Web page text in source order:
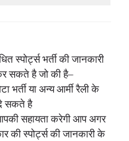
स्पोर्ट्स भर्ती की जानकारी
सकते है जो की है–
भर्ती या अन्य आर्मी रैली के
सकते है
सहायता करेगी आप अगर
की स्पोर्ट्स की जानकारी के